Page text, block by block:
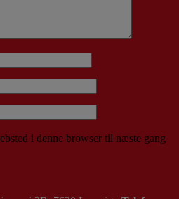
i denne browser til næste gang